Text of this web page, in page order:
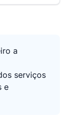
a
serviços
e